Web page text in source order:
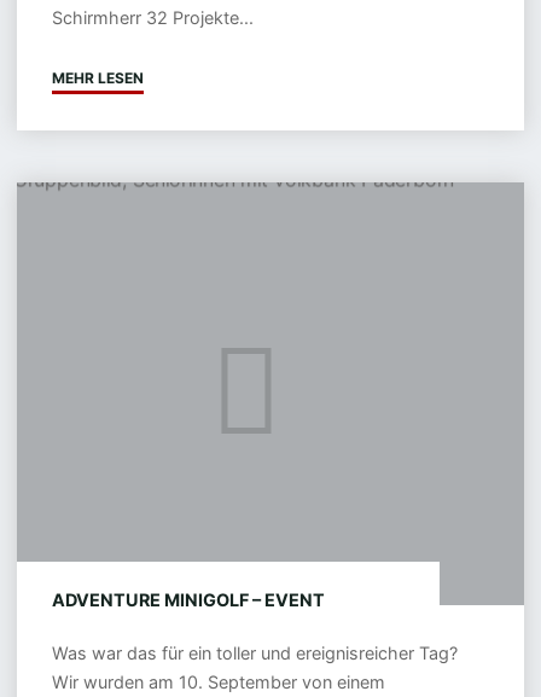
Schirmherr 32 Projekte...
MEHR LESEN
BEGEGNUNG"
Adventure
ADVENTURE MINIGOLF – EVENT
Was war das für ein toller und ereignisreicher Tag?
Wir wurden am 10. September von einem